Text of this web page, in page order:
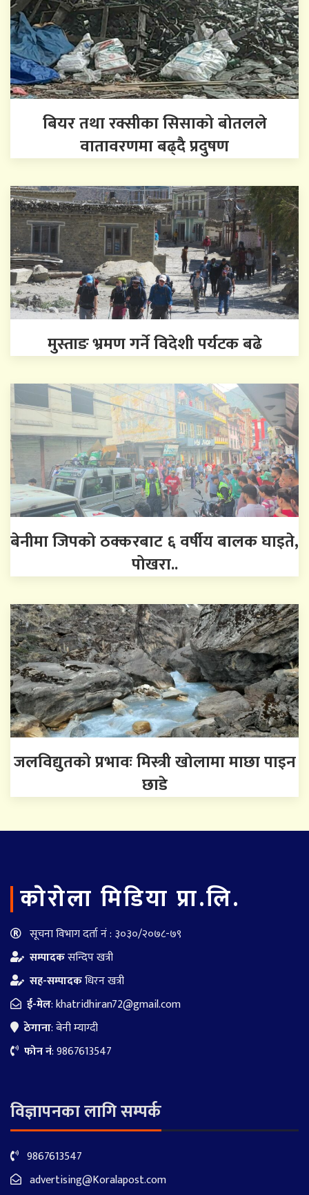
बियर तथा रक्सीका सिसाको बोतलले
वातावरणमा बढ्दै प्रदुषण
मुस्ताङ भ्रमण गर्ने विदेशी पर्यटक बढे
बेनीमा जिपको ठक्करबाट ६ वर्षीय बालक घाइते,
पोखरा..
जलविद्युतको प्रभावः मिस्त्री खोलामा माछा पाइन
छाडे
काेराेला मिडिया प्रा.लि.
सूचना विभाग दर्ता नं : ३०३०/२०७८-७९
सम्पादकसन्दिप खत्री
सह-सम्पादकधिरन खत्री
ई-मेल:khatridhiran72@gmail.com
ठेगाना: बेनी म्याग्दी
फोन नं: 9867613547
विज्ञापनका लागि सम्पर्क
9867613547
advertising@Koralapost.com